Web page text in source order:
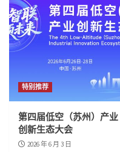
1
综合资讯
廖宗武领军
形象大使复
综合资讯
签约落地！
特别推荐
第四届低空（苏州）产业
创新生态大会
2026 年 6 月 3 日